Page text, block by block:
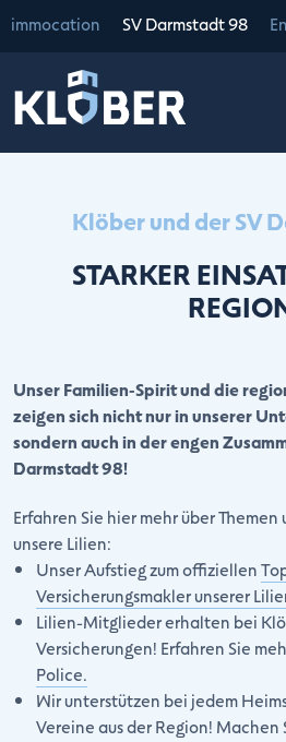
immocation SV Darmstadt 98
Klöber und der SV
STARKER
Unser Familien-Spirit und die
zeigen sich nicht nur in unserer
sondern auch in der engen
Darmstadt 98!
Erfahren Sie hier mehr über
unsere Lilien:
Unser Aufstieg zum offiziellen
Versicherungsmakler unserer
Lilien-Mitglieder erhalten bei
Versicherungen! Erfahren Sie
Police.
Wir unterstützen bei jedem
Vereine aus der Region! Machen